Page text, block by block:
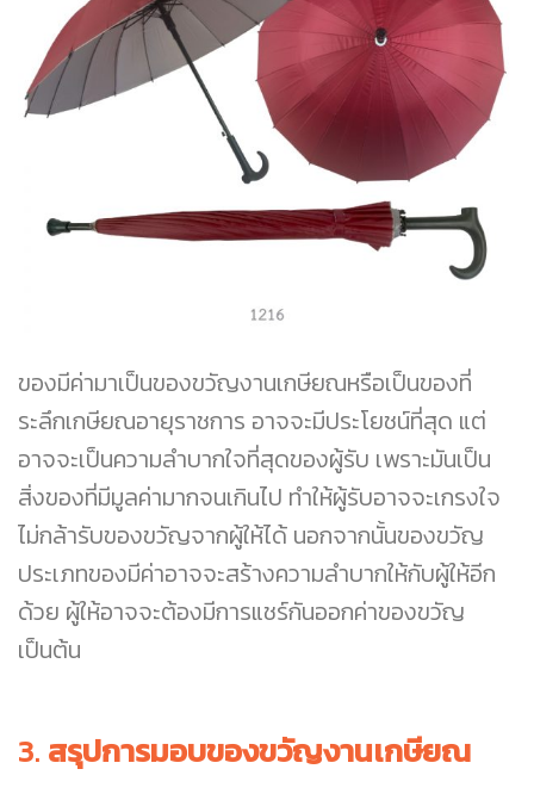
ของมีค่ามาเป็นของขวัญงานเกษียณหรือเป็นของที่
ระลึกเกษียณอายุราชการ อาจจะมีประโยชน์ที่สุด แต่
อาจจะเป็นความลำบากใจที่สุดของผู้รับ เพราะมันเป็น
สิ่งของที่มีมูลค่ามากจนเกินไป ทำให้ผู้รับอาจจะเกรงใจ
ไม่กล้ารับของขวัญจากผู้ให้ได้ นอกจากนั้นของขวัญ
ประเภทของมีค่าอาจจะสร้างความลำบากให้กับผู้ให้อีก
ด้วย ผู้ให้อาจจะต้องมีการแชร์กันออกค่าของขวัญ
เป็นต้น
3. สรุปการมอบของขวัญงานเกษียณ